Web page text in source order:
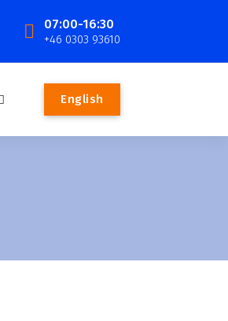
07:00-16:30
+46 0303 93610
English